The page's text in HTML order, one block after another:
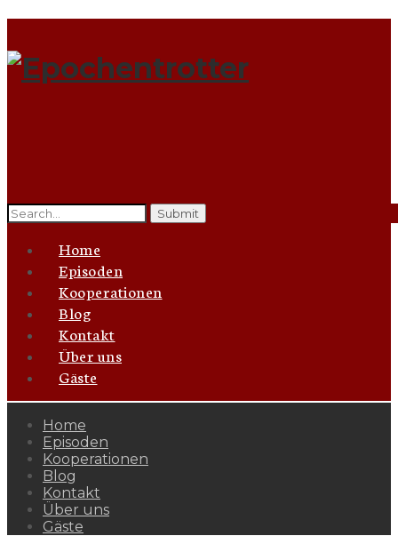
Search
for:
Home
Episoden
Kooperationen
Blog
Kontakt
Über uns
Gäste
Home
Episoden
Kooperationen
Blog
Kontakt
Über uns
Gäste